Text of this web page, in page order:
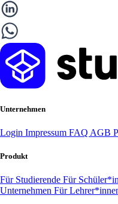
Unternehmen
Login Impressum FAQ AGB
Produkt
Für Studierende Für
Unternehmen Für